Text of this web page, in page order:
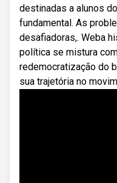
destinadas a alunos
fundamental. As
desafiadoras,. Weba
política se mistura
redemocratização do
sua trajetória no